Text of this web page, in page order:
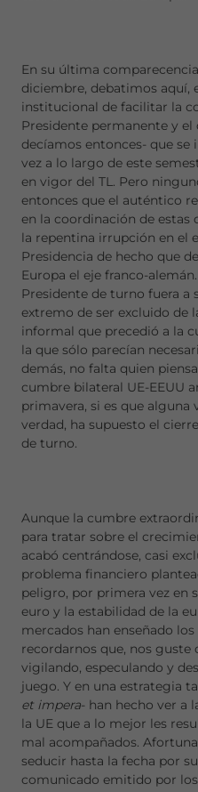
En su última
diciembre, debatimos aquí,
institucional de facilitar la
Presidente permanente y el
decíamos entonces- que se
vez a lo largo de este
en vigor del TL. Pero
entonces que el auténtico
en la coordinación de estas
la repentina irrupción en el
Presidencia de hecho que
Europa el eje franco-
Presidente de turno fuera a
extremo de ser excluido
informal que precedió a la
la que sólo parecían
demás, no falta quien
cumbre bilateral UE-EEUU
primavera, si es que
verdad, ha supuesto el
de turno.
Aunque la cumbre
para tratar sobre el
acabó centrándose, casi
problema financiero
peligro, por primera vez en
euro y la estabilidad de la
mercados han enseñado
recordarnos que, nos guste
vigilando, especulando y
juego. Y en una estrategia
et impera- han hecho ver a
la UE que a lo mejor les
mal acompañados.
seducir hasta la fecha por
comunicado emitido por